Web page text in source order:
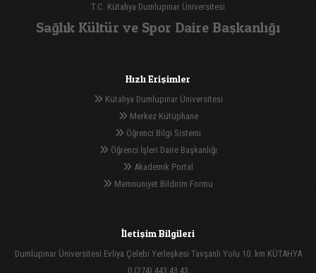
T.C. Kütahya Dumlupınar Üniversitesi
Sağlık Kültür ve Spor Daire Başkanlığı
Hızlı Erişimler
Kütahya Dumlupınar Üniversitesi
Merkez Kütüphane
Öğrenci Bilgi Sistemi
Öğrenci İşleri Daire Başkanlığı
Akademik Portal
Memnuniyet Bildirim Formu
İletişim Bilgileri
Dumlupınar Üniversitesi Evliya Çelebi Yerleşkesi Tavşanlı Yolu 10. km KÜTAHYA
0 (274) 443 43 43